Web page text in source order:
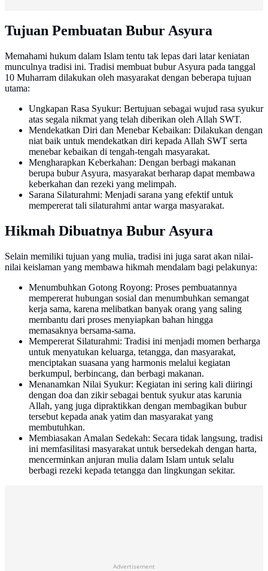
Tujuan Pembuatan Bubur Asyura
Memahami hukum dalam Islam tentu tak lepas dari latar keniatan
munculnya tradisi ini. Tradisi membuat bubur Asyura pada tanggal
10 Muharram dilakukan oleh masyarakat dengan beberapa tujuan
utama:
Ungkapan Rasa Syukur: Bertujuan sebagai wujud rasa syukur
atas segala nikmat yang telah diberikan oleh Allah SWT.
Mendekatkan Diri dan Menebar Kebaikan: Dilakukan dengan
niat baik untuk mendekatkan diri kepada Allah SWT serta
menebar kebaikan di tengah-tengah masyarakat.
Mengharapkan Keberkahan: Dengan berbagi makanan
berupa bubur Asyura, masyarakat berharap dapat membawa
keberkahan dan rezeki yang melimpah.
Sarana Silaturahmi: Menjadi sarana yang efektif untuk
mempererat tali silaturahmi antar warga masyarakat.
Hikmah Dibuatnya Bubur Asyura
Selain memiliki tujuan yang mulia, tradisi ini juga sarat akan nilai-
nilai keislaman yang membawa hikmah mendalam bagi pelakunya:
Menumbuhkan Gotong Royong: Proses pembuatannya
mempererat hubungan sosial dan menumbuhkan semangat
kerja sama, karena melibatkan banyak orang yang saling
membantu dari proses menyiapkan bahan hingga
memasaknya bersama-sama.
Mempererat Silaturahmi: Tradisi ini menjadi momen berharga
untuk menyatukan keluarga, tetangga, dan masyarakat,
menciptakan suasana yang harmonis melalui kegiatan
berkumpul, berbincang, dan berbagi makanan.
Menanamkan Nilai Syukur: Kegiatan ini sering kali diiringi
dengan doa dan zikir sebagai bentuk syukur atas karunia
Allah, yang juga dipraktikkan dengan membagikan bubur
tersebut kepada anak yatim dan masyarakat yang
membutuhkan.
Membiasakan Amalan Sedekah: Secara tidak langsung, tradisi
ini memfasilitasi masyarakat untuk bersedekah dengan harta,
mencerminkan anjuran mulia dalam Islam untuk selalu
berbagi rezeki kepada tetangga dan lingkungan sekitar.
Advertisement